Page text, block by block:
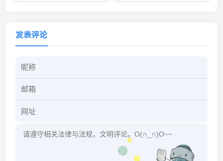
发表评论